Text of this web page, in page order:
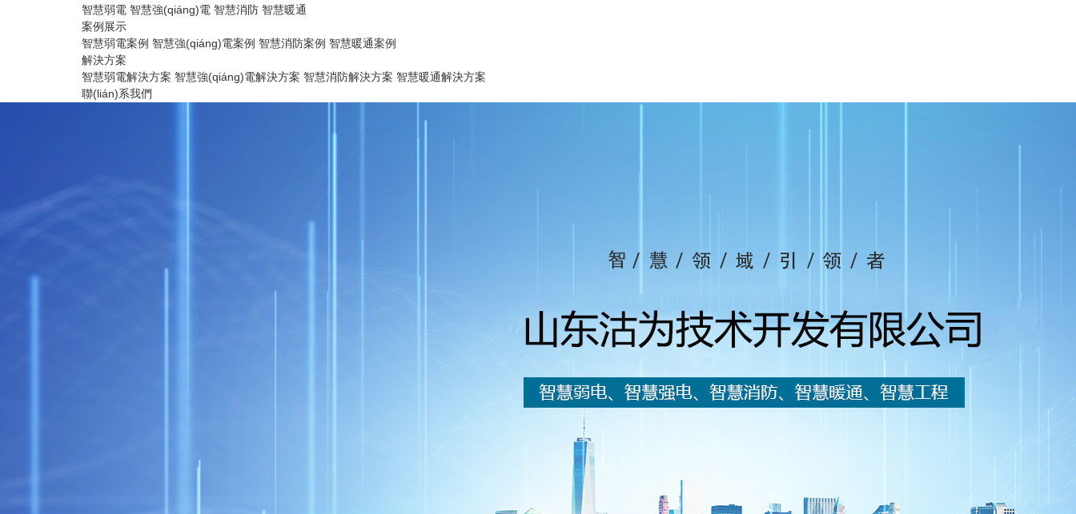
智慧弱電 智慧強(qiáng)電 智慧消防 智慧暖通
案例展示
智慧弱電案例 智慧強(qiáng)電案例 智慧消防案例 智慧暖通案例
解決方案
智慧弱電解決方案 智慧強(qiáng)電解決方案 智慧消防解決方案 智慧暖通解決方案
聯(lián)系我們